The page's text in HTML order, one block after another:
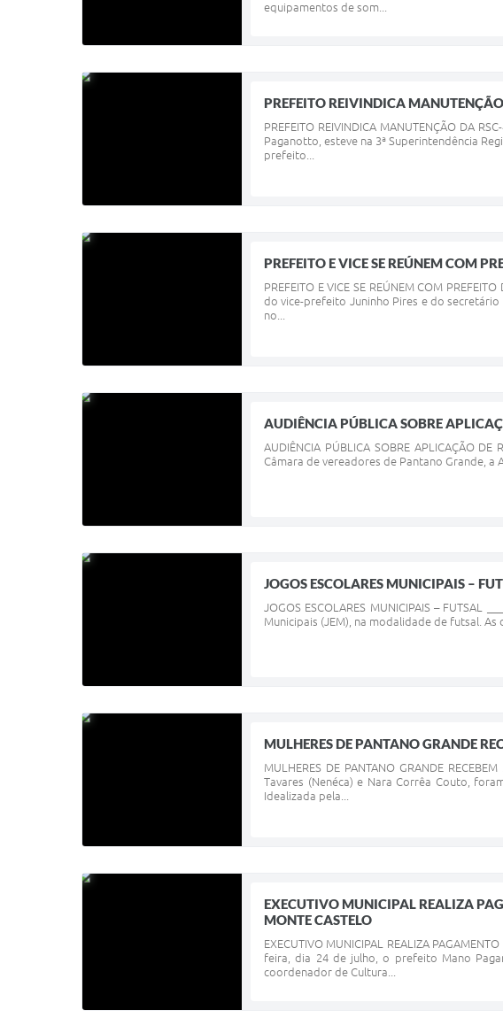
equipamentos de som...
PREFEITO REIVINDICA
PREFEITO REIVINDICA MANUTENÇÃO DA
Paganotto, esteve na 3ª Superintendência
prefeito...
PREFEITO E VICE SE REÚNEM COM
PREFEITO E VICE SE REÚNEM COM
do vice-prefeito Juninho Pires e do
no...
AUDIÊNCIA PÚBLICA SOBRE
AUDIÊNCIA PÚBLICA SOBRE APLICAÇÃO
Câmara de vereadores de Pantano Grande, a
JOGOS ESCOLARES MUNICIPAIS –
JOGOS ESCOLARES MUNICIPAIS –
Municipais (JEM), na modalidade de futsal.
MULHERES DE PANTANO GRANDE
MULHERES DE PANTANO GRANDE
Tavares (Nenéca) e Nara Corrêa Couto,
Idealizada pela...
EXECUTIVO MUNICIPAL REALIZA
MONTE CASTELO
EXECUTIVO MUNICIPAL REALIZA
feira, dia 24 de julho, o prefeito Mano
coordenador de Cultura...